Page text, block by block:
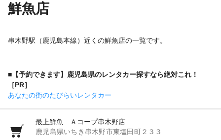
鮮魚店
串木野駅（鹿児島本線）近くの鮮魚店の一覧です。
■【予約できます】鹿児島県のレンタカー探すなら絶対これ！
［PR］
あなたの街のたびらいレンタカー
最上鮮魚 Ａコープ串木野店
鹿児島県いちき串木野市東塩田町２３３